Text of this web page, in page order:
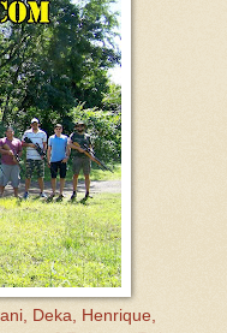
Deka, Henrique,